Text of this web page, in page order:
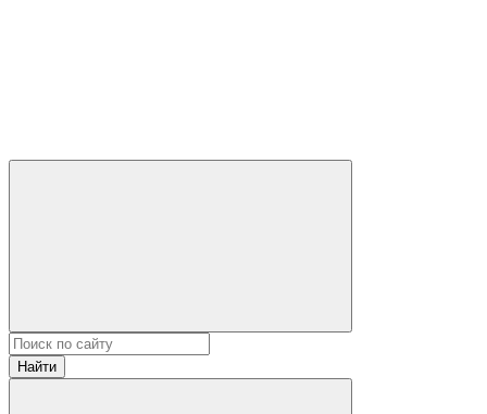
Найти